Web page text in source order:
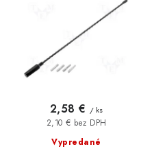
Vypredané
2,10 € bez DPH
2,58 € / ks